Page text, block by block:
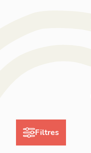
Filtres